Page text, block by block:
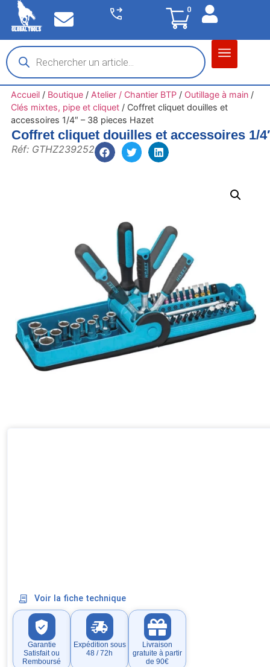
0
Accueil/ Boutique/ Atelier / Chantier BTP/ Outillage à main/
Clés mixtes, pipe et cliquet/ Coffret cliquet douilles et
accessoires 1/4″ – 38 pieces Hazet
Coffret cliquet douilles et accessoires 1/
Réf: GTHZ239252
Voir la fiche technique
Garantie
Satisfait ou
Remboursé
Expédition sous
48 / 72h
Livraison
gratuite à partir
de 90€